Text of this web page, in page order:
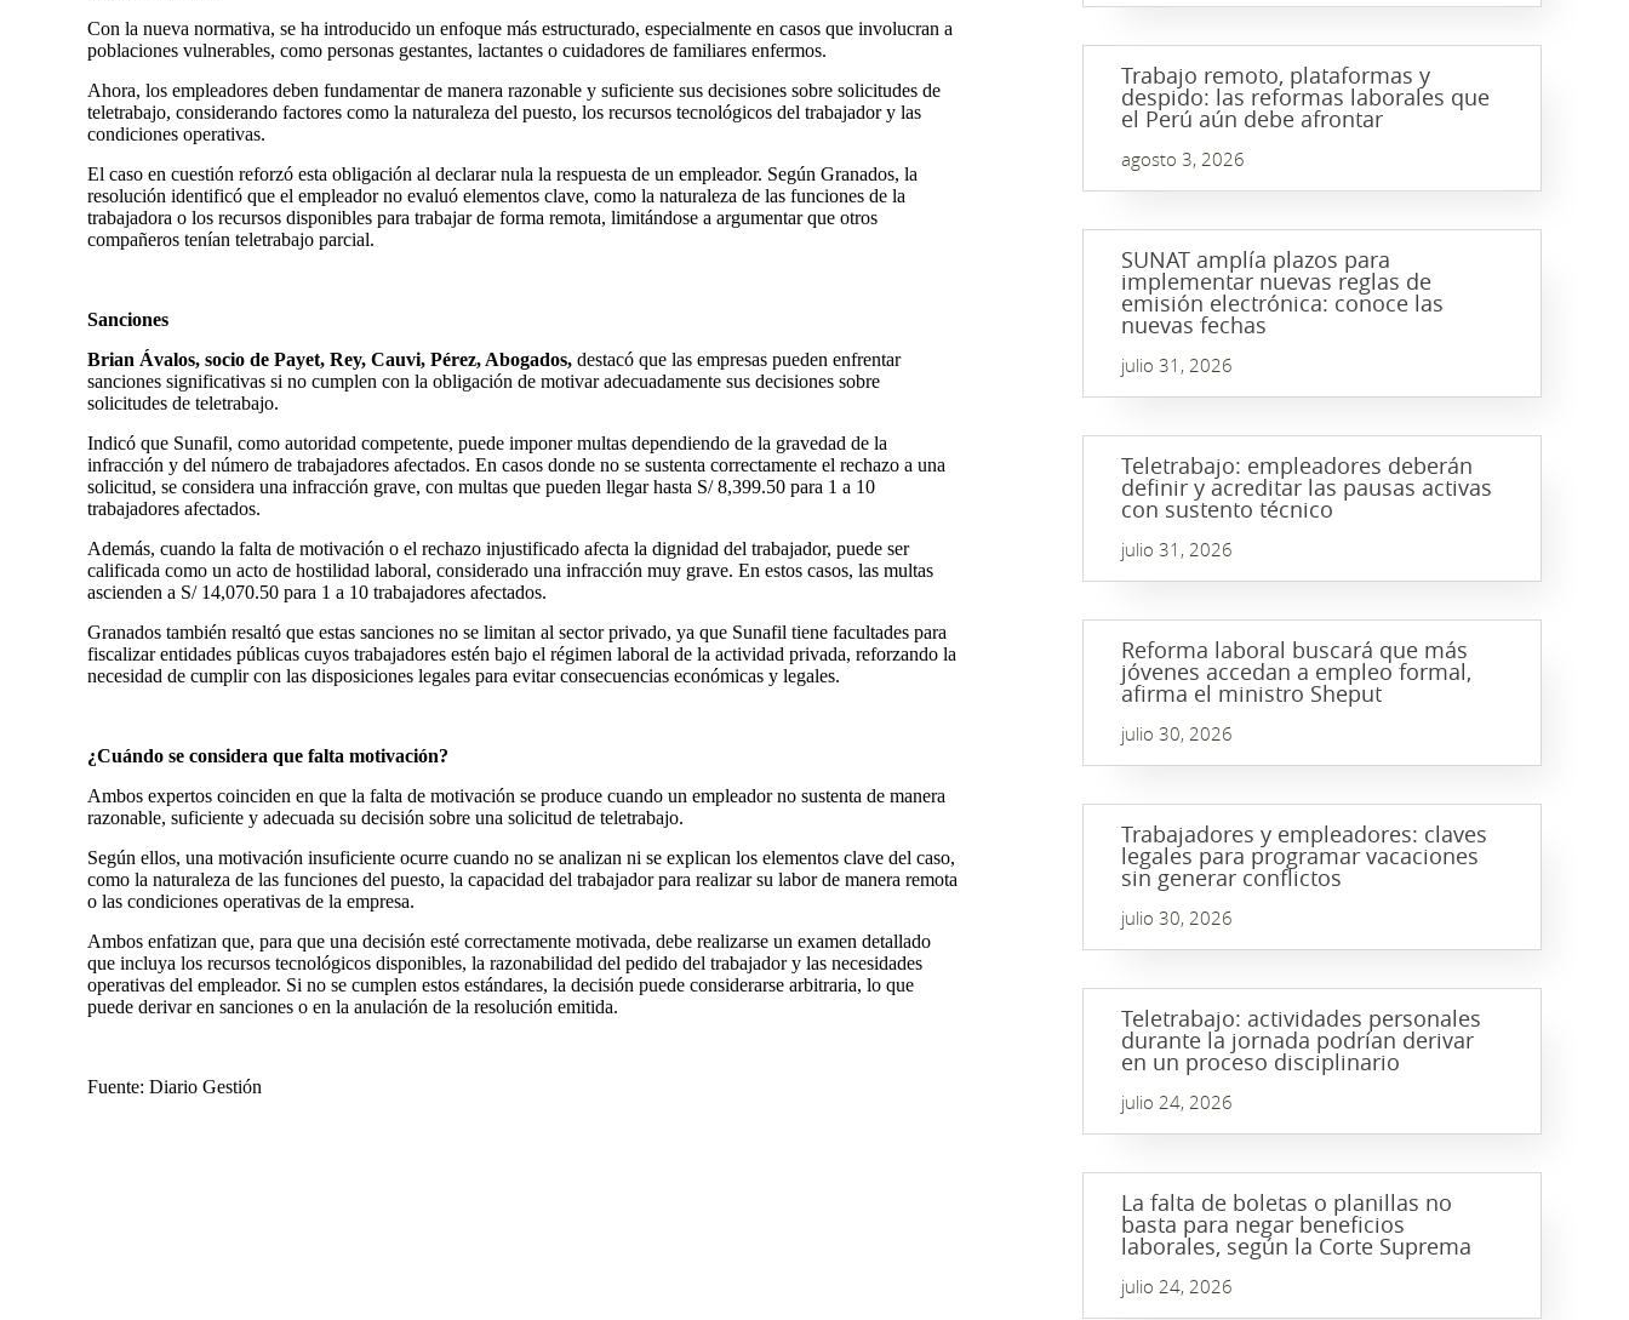
Con la nueva normativa, se ha introducido un enfoque más estructurado, especialmente en casos que involucran a
poblaciones vulnerables, como personas gestantes, lactantes o cuidadores de familiares enfermos.
Ahora, los empleadores deben fundamentar de manera razonable y suficiente sus decisiones sobre solicitudes de
teletrabajo, considerando factores como la naturaleza del puesto, los recursos tecnológicos del trabajador y las
condiciones operativas.
El caso en cuestión reforzó esta obligación al declarar nula la respuesta de un empleador. Según Granados, la
resolución identificó que el empleador no evaluó elementos clave, como la naturaleza de las funciones de la
trabajadora o los recursos disponibles para trabajar de forma remota, limitándose a argumentar que otros
compañeros tenían teletrabajo parcial.
Sanciones
Brian Ávalos, socio de Payet, Rey, Cauvi, Pérez, Abogados, destacó que las empresas pueden enfrentar
sanciones significativas si no cumplen con la obligación de motivar adecuadamente sus decisiones sobre
solicitudes de teletrabajo.
Indicó que Sunafil, como autoridad competente, puede imponer multas dependiendo de la gravedad de la
infracción y del número de trabajadores afectados. En casos donde no se sustenta correctamente el rechazo a una
solicitud, se considera una infracción grave, con multas que pueden llegar hasta S/ 8,399.50 para 1 a 10
trabajadores afectados.
Además, cuando la falta de motivación o el rechazo injustificado afecta la dignidad del trabajador, puede ser
calificada como un acto de hostilidad laboral, considerado una infracción muy grave. En estos casos, las multas
ascienden a S/ 14,070.50 para 1 a 10 trabajadores afectados.
Granados también resaltó que estas sanciones no se limitan al sector privado, ya que Sunafil tiene facultades para
fiscalizar entidades públicas cuyos trabajadores estén bajo el régimen laboral de la actividad privada, reforzando la
necesidad de cumplir con las disposiciones legales para evitar consecuencias económicas y legales.
¿Cuándo se considera que falta motivación?
Ambos expertos coinciden en que la falta de motivación se produce cuando un empleador no sustenta de manera
razonable, suficiente y adecuada su decisión sobre una solicitud de teletrabajo.
Según ellos, una motivación insuficiente ocurre cuando no se analizan ni se explican los elementos clave del caso,
como la naturaleza de las funciones del puesto, la capacidad del trabajador para realizar su labor de manera remota
o las condiciones operativas de la empresa.
Ambos enfatizan que, para que una decisión esté correctamente motivada, debe realizarse un examen detallado
que incluya los recursos tecnológicos disponibles, la razonabilidad del pedido del trabajador y las necesidades
operativas del empleador. Si no se cumplen estos estándares, la decisión puede considerarse arbitraria, lo que
puede derivar en sanciones o en la anulación de la resolución emitida.
Fuente: Diario Gestión
Trabajo remoto, plataformas y
despido: las reformas laborales que
el Perú aún debe afrontar
agosto 3, 2026
SUNAT amplía plazos para
implementar nuevas reglas de
emisión electrónica: conoce las
nuevas fechas
julio 31, 2026
Teletrabajo: empleadores deberán
definir y acreditar las pausas activas
con sustento técnico
julio 31, 2026
Reforma laboral buscará que más
jóvenes accedan a empleo formal,
afirma el ministro Sheput
julio 30, 2026
Trabajadores y empleadores: claves
legales para programar vacaciones
sin generar conflictos
julio 30, 2026
Teletrabajo: actividades personales
durante la jornada podrían derivar
en un proceso disciplinario
julio 24, 2026
La falta de boletas o planillas no
basta para negar beneficios
laborales, según la Corte Suprema
julio 24, 2026